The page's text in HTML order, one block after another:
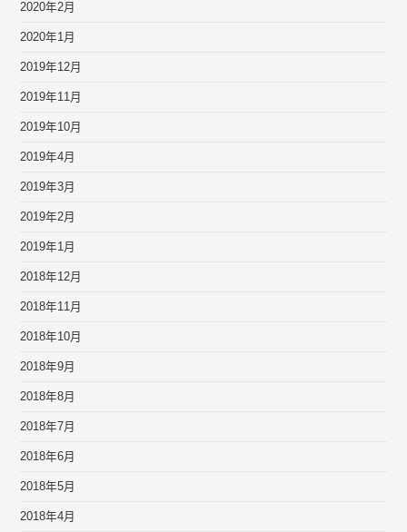
2020年2月
2020年1月
2019年12月
2019年11月
2019年10月
2019年4月
2019年3月
2019年2月
2019年1月
2018年12月
2018年11月
2018年10月
2018年9月
2018年8月
2018年7月
2018年6月
2018年5月
2018年4月